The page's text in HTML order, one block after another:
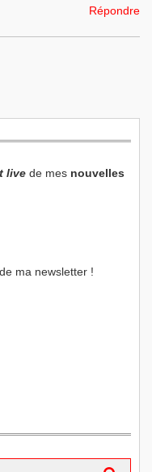
Répondre
live de mes nouvelles
ma newsletter !